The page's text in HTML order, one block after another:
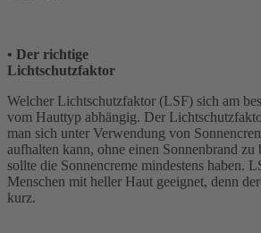
• Der richtige
Welcher Lichtschutzfaktor (LSF) sich am
vom Hauttyp abhängig. Der
man sich unter Verwendung von
aufhalten kann, ohne einen Sonnenbrand
sollte die Sonnencreme mindestens haben.
Menschen mit heller Haut geeignet, denn
kurz.